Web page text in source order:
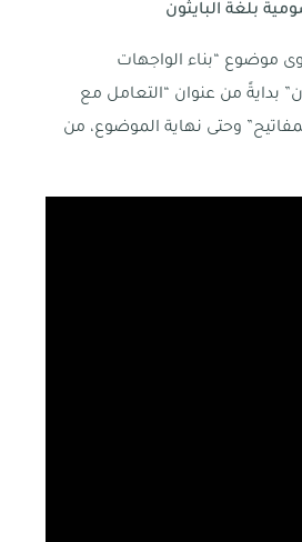
موضوع “بناء الواجهات
بدايةً من عنوان “التعامل مع
وحتى نهاية الموضوع، من